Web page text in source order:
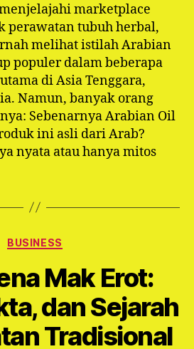
marketplace
perawatan tubuh herbal,
melihat istilah Arabian
populer dalam beberapa
di Asia Tenggara,
Namun, banyak orang
Sebenarnya Arabian Oil
ini asli dari Arab?
nyata atau hanya mitos
Categories
BUSINESS
Mak Erot:
dan Sejarah
Tradisional